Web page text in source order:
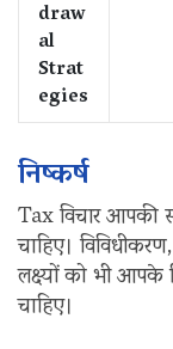
draw
al
Strat
egies
निष्कर्ष
Tax विचार आपकी
चाहिए।
लक्ष्यों को भी आपके
चाहिए।